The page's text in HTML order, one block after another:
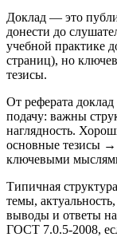
Доклад — это
донести до
учебной практике
страниц), но
тезисы.
От реферата
подачу: важны
наглядность.
основные тезисы →
ключевыми
Типичная
темы,
выводы и ответы
ГОСТ 7.0.5-2008,